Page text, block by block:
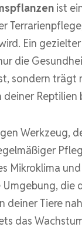
ist
Ein
die
sondern trägt
Reptilien
Werkzeug,
Mikroklima
die
deiner Tiere
das